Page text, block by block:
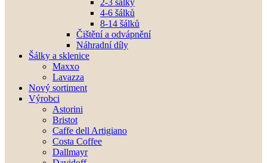
2-3 šálky
4-6 šálků
8-14 šálků
Čištění a odvápnění
Náhradní díly
Šálky a sklenice
Maxxo
Lavazza
Nový sortiment
Výrobci
Astorini
Bristot
Caffe dell Artigiano
Costa Coffee
Dallmayr